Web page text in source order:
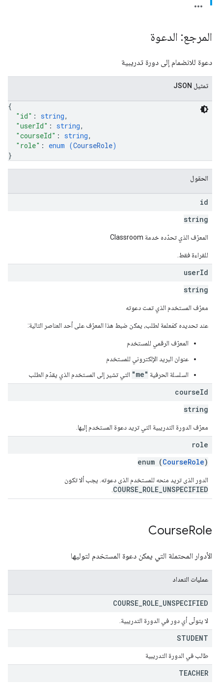
المرجع: الدعوة
دعوة للانضمام إلى دورة تدريبية
تمثيل JSON
{
"id" : string,
"userId" : string,
"courseId" : string,
"role" : enum (CourseRole)
}
الحقول
id
string
المعرّف الذي تحدّده خدمة Classroom
للقراءة فقط.
userId
string
معرّف المستخدم الذي تمت دعوته
عند تحديده كمَعلمة لطلب، يمكن ضبط هذا المعرّف على أحد العناصر التالية:
المعرّف الرقمي للمستخدم
عنوان البريد الإلكتروني للمستخدم
السلسلة الحرفية "me" التي تشير إلى المستخدم الذي يقدّم الطلب
courseId
string
معرّف الدورة التدريبية التي تريد دعوة المستخدم إليها.
role
enum (CourseRole)
الدور الذي تريد منحه للمستخدم الذي دعوته. يجب ألا تكون
COURSE_ROLE_UNSPECIFIED
CourseRole
الأدوار المحتملة التي يمكن دعوة المستخدم لتوليها
عمليات التعداد
COURSE ROLE UNSPECIFIED
لا يتولّى أي دور في الدورة التدريبية.
STUDENT
طالب في الدورة التدريبية
TEACHER